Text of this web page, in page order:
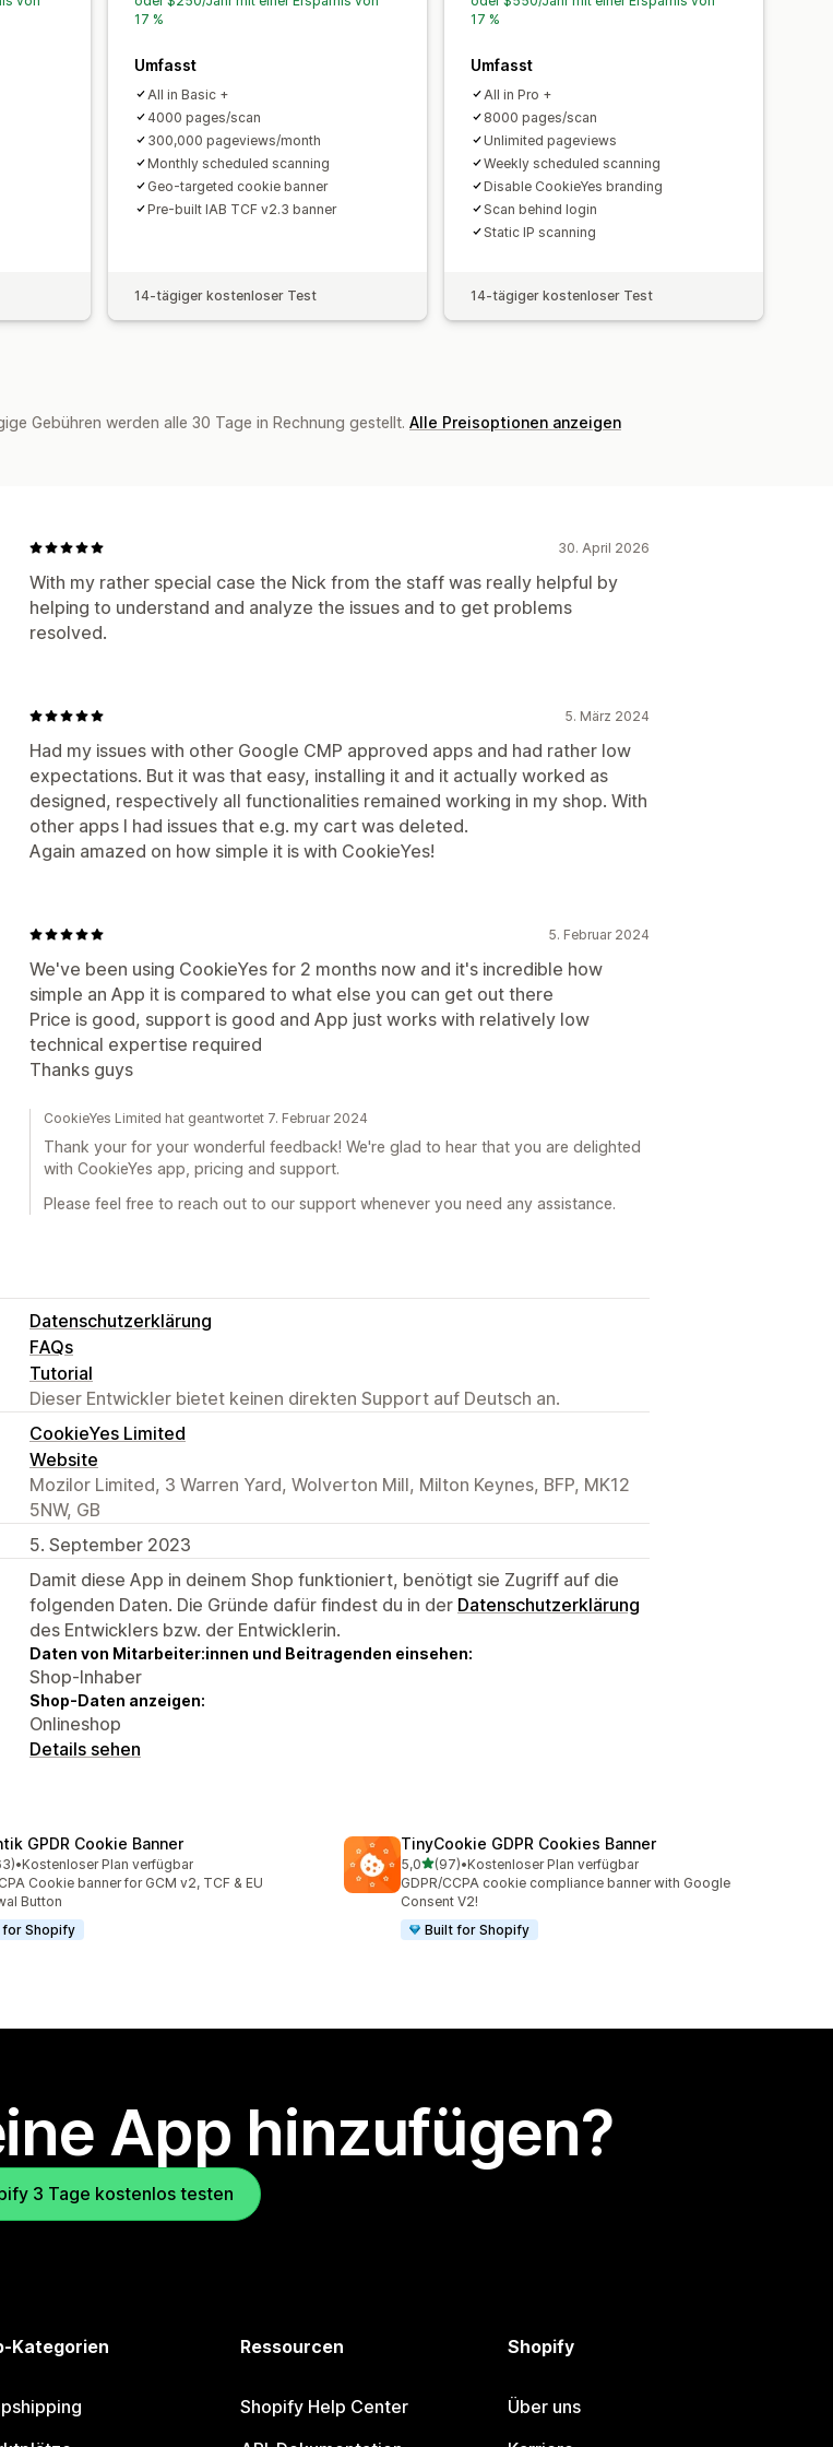
17 %
Umfasst
All in Basic +
4000 pages/scan
300,000 pageviews/month
Monthly scheduled scanning
Geo-targeted cookie banner
Pre-built IAB TCF v2.3 banner
14-tägiger kostenloser Test
17 %
Umfasst
All in Pro +
8000 pages/scan
Unlimited pageviews
Weekly scheduled scanning
Disable CookieYes branding
Scan behind login
Static IP scanning
14-tägiger kostenloser Test
Gebühren werden alle 30 Tage in Rechnung gestellt. Alle Preisoptionen anzeigen
30. April 2026
With my rather special case the Nick from the staff was really helpful by
helping to understand and analyze the issues and to get problems
resolved.
5. März 2024
Had my issues with other Google CMP approved apps and had rather low
expectations. But it was that easy, installing it and it actually worked as
designed, respectively all functionalities remained working in my shop. With
other apps I had issues that e.g. my cart was deleted.
Again amazed on how simple it is with CookieYes!
5. Februar 2024
We've been using CookieYes for 2 months now and it's incredible how
simple an App it is compared to what else you can get out there
Price is good, support is good and App just works with relatively low
technical expertise required
Thanks guys
CookieYes Limited hat geantwortet 7. Februar 2024
Thank your for your wonderful feedback! We're glad to hear that you are delighted
with CookieYes app, pricing and support.
Please feel free to reach out to our support whenever you need any assistance.
Datenschutzerklärung
FAQs
Tutorial
Dieser Entwickler bietet keinen direkten Support auf Deutsch an.
CookieYes Limited
Website
Mozilor Limited, 3 Warren Yard, Wolverton Mill, Milton Keynes, BFP, MK12
5NW, GB
5. September 2023
Damit diese App in deinem Shop funktioniert, benötigt sie Zugriff auf die
folgenden Daten. Die Gründe dafür findest du in der Datenschutzerklärung
des Entwicklers bzw. der Entwicklerin.
Daten von Mitarbeiter:innen und Beitragenden einsehen:
Shop-Inhaber
Shop-Daten anzeigen:
Onlineshop
Details sehen
GPDR Cookie Banner
Sternen
insgesamt
•Kostenloser Plan verfügbar
Cookie banner for GCM v2, TCF & EU
Button
for Shopify
TinyCookie GDPR Cookies Banner
5,0von 5 Sternen
(97)
97 Rezensionen insgesamt
•Kostenloser Plan verfügbar
GDPR/CCPA cookie compliance banner with Google
Consent V2!
Built for Shopify
App hinzufügen?
3 Tage kostenlos testen
Kategorien Ressourcen
Shopify Help Center
Shopify
Über uns